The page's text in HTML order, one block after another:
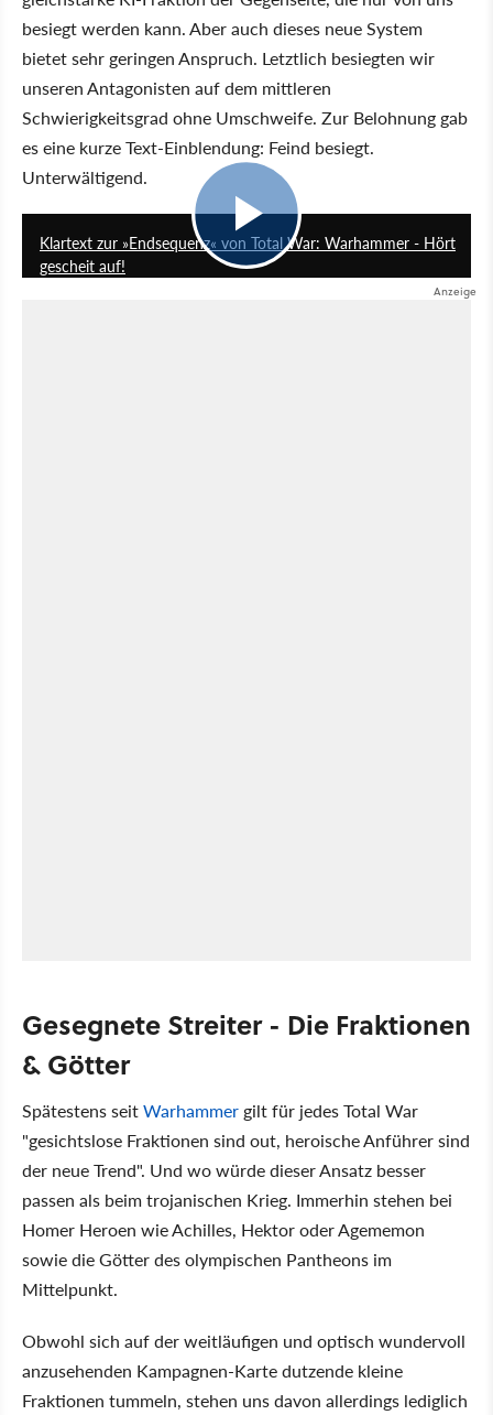
besiegt werden kann. Aber auch dieses neue System
bietet sehr geringen Anspruch. Letztlich besiegten wir
unseren Antagonisten auf dem mittleren
Schwierigkeitsgrad ohne Umschweife. Zur Belohnung gab
es eine kurze Text-Einblendung: Feind besiegt.
Unterwältigend.
Klartext zur »Endsequenz« von Total War: Warhammer - Hört
gescheit auf!
Gesegnete Streiter - Die Fraktionen
& Götter
Spätestens seitWarhammer gilt für jedes Total War
"gesichtslose Fraktionen sind out, heroische Anführer sind
der neue Trend". Und wo würde dieser Ansatz besser
passen als beim trojanischen Krieg. Immerhin stehen bei
Homer Heroen wie Achilles, Hektor oder Agememon
sowie die Götter des olympischen Pantheons im
Mittelpunkt.
Obwohl sich auf der weitläufigen und optisch wundervoll
anzusehenden Kampagnen-Karte dutzende kleine
Fraktionen tummeln, stehen uns davon allerdings lediglich